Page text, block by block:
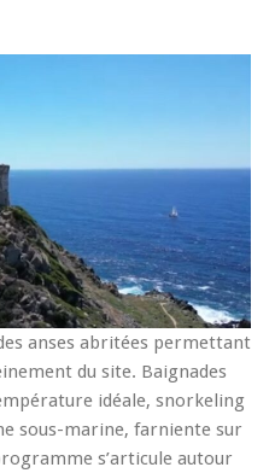
anses abritées permettant
du site. Baignades
idéale, snorkeling
sous-marine, farniente sur
s’articule autour